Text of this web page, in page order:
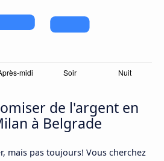
de l'argent en
à Belgrade
mais pas toujours! Vous cherchez